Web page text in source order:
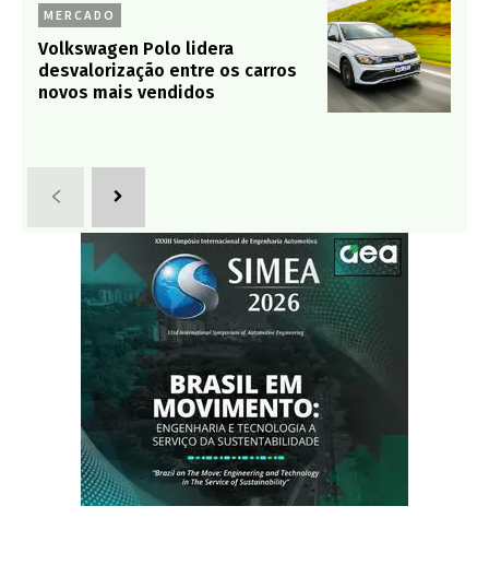
MERCADO
Volkswagen Polo lidera
desvalorização entre os carros
novos mais vendidos